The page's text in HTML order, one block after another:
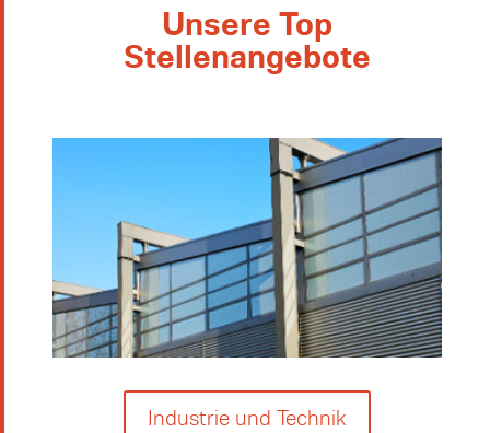
Unsere Top
Stellenangebote
Industrie und Technik